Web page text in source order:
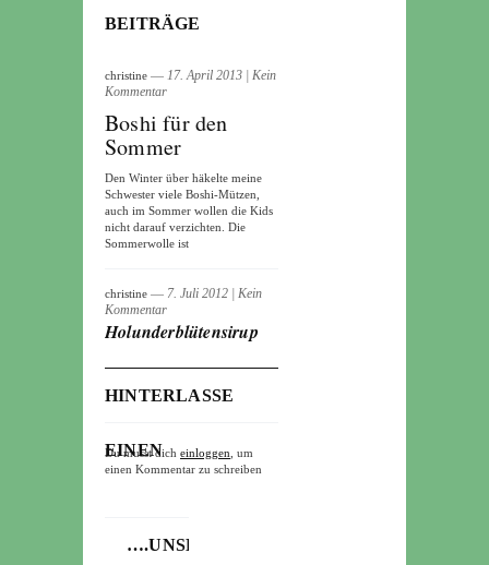
BEITRÄGE
christine ― 17. April 2013
Kein
Kommentar
Boshi für den
Sommer
Den Winter über häkelte meine
Schwester viele Boshi-Mützen,
auch im Sommer wollen die Kids
nicht darauf verzichten. Die
Sommerwolle ist
christine ― 7. Juli 2012
Kein
Kommentar
Holunderblütensirup
HINTERLASSE
EINEN
Du musst dich einloggen , um
einen Kommentar zu schreiben
….UNSERE